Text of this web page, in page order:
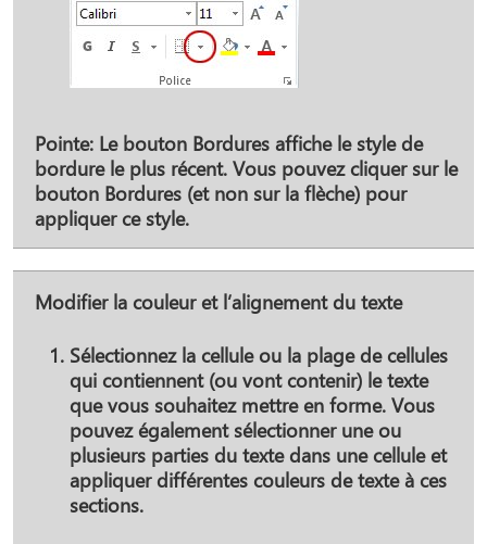
Pointe: Le bouton Bordures affiche le style de
bordure le plus récent. Vous pouvez cliquer sur le
bouton Bordures (et non sur la flèche) pour
appliquer ce style.
Modifier la couleur et l’alignement du texte
Sélectionnez la cellule ou la plage de cellules
qui contiennent (ou vont contenir) le texte
que vous souhaitez mettre en forme. Vous
pouvez également sélectionner une ou
plusieurs parties du texte dans une cellule et
appliquer différentes couleurs de texte à ces
sections.